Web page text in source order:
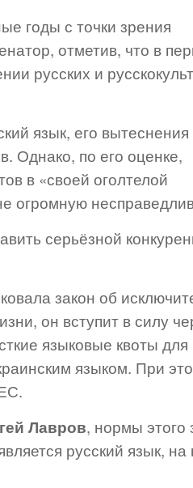
годы с точки зрения
отметив, что в
русских и
язык, его вытеснения
Однако, по его оценке,
в «своей оголтелой
огромную
серьёзной
закон об
он вступит в силу
языковые квоты
языком. При
Лавров, нормы этого
русский язык, на